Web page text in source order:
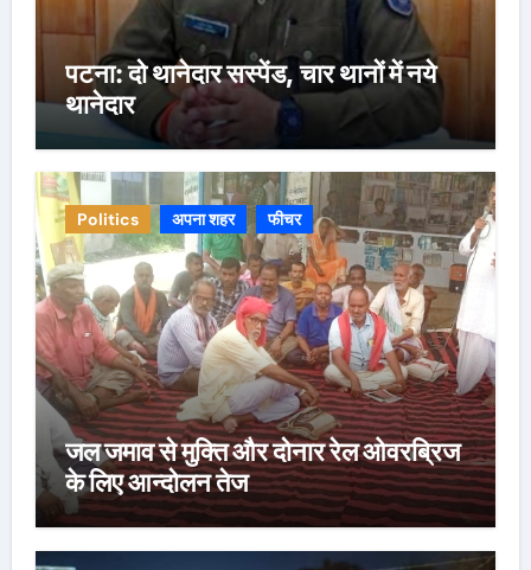
पटना: दो थानेदार सस्पेंड, चार थानों में नये
थानेदार
Politics अपना शहर फीचर
जल जमाव से मुक्ति और दोनार रेल ओवरब्रिज
के लिए आन्दोलन तेज